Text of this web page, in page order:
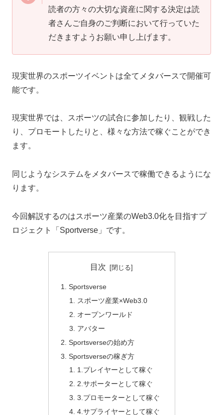
読者の方々の大切な資産に関する決定は読
者さんご自身のご判断において行っていた
だきますようお願い申し上げます。
現実世界のスポーツイベントは全てメタバースで開催可
能です。
現実世界では、スポーツの試合に参加したり、観戦した
り、プロモートしたりと、様々な方法で稼ぐことができ
ます。
同じようなシステムをメタバースで稼働できるようにな
ります。
今回解説するのはスポーツ産業のWeb3.0化を目指すプ
ロジェクト「Sportverse」です。
目次
Sportsverse
スポーツ産業×Web3.0
オープンワールド
アバター
Sportsverseの始め方
Sportsverseの稼ぎ方
1.プレイヤーとして稼ぐ
2.サポーターとして稼ぐ
3.プロモーターとして稼ぐ
4.サプライヤーとして稼ぐ